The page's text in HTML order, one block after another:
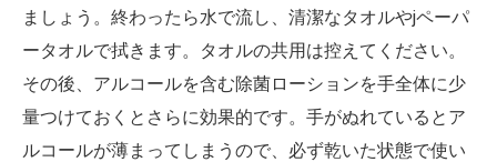
ましょう。終わったら水で流し、清潔なタオルやjペーパ
ータオルで拭きます。タオルの共用は控えてください。
その後、アルコールを含む除菌ローションを手全体に少
量つけておくとさらに効果的です。手がぬれているとア
ルコールが薄まってしまうので、必ず乾いた状態で使い